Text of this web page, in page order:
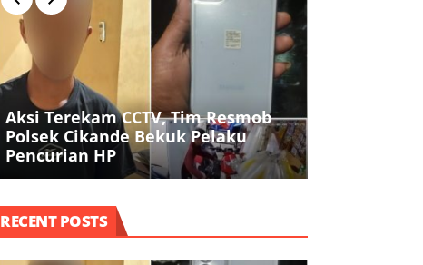
Aksi Terekam CCTV, Tim Resmob
Polsek Cikande Bekuk Pelaku
Pencurian HP
RECENT POSTS